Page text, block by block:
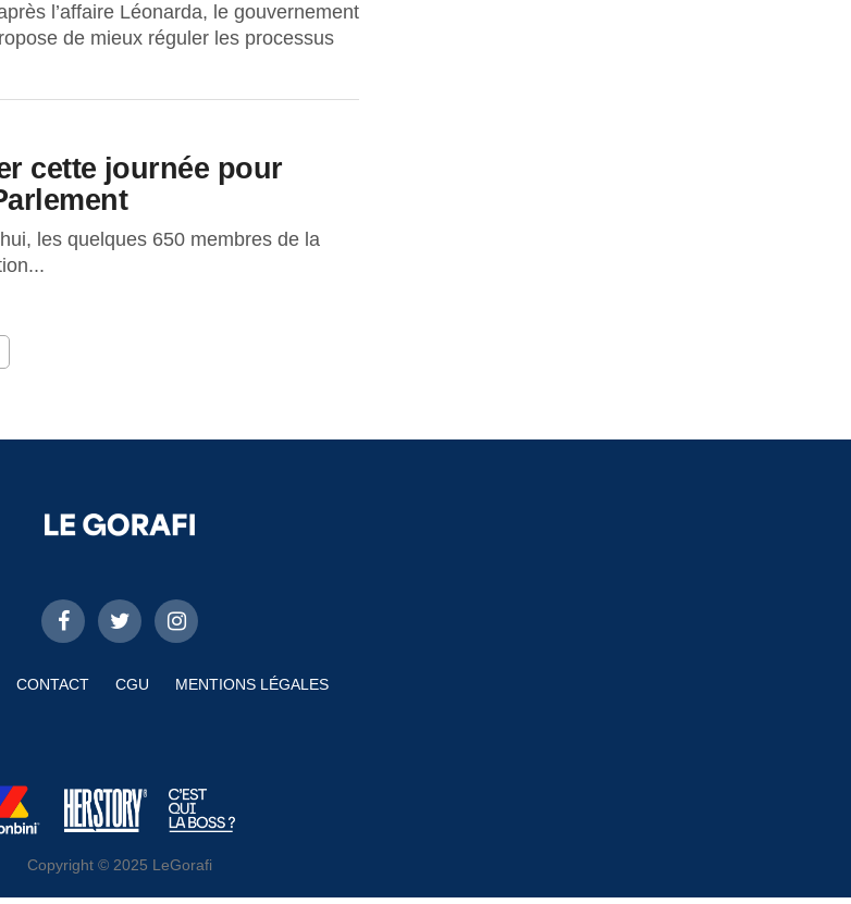
l’affaire Léonarda, le gouvernement
de mieux réguler les processus
cette journée pour
les quelques 650 membres de la
CONTACT CGU MENTIONS LÉGALES
Copyright © 2025 LeGorafi